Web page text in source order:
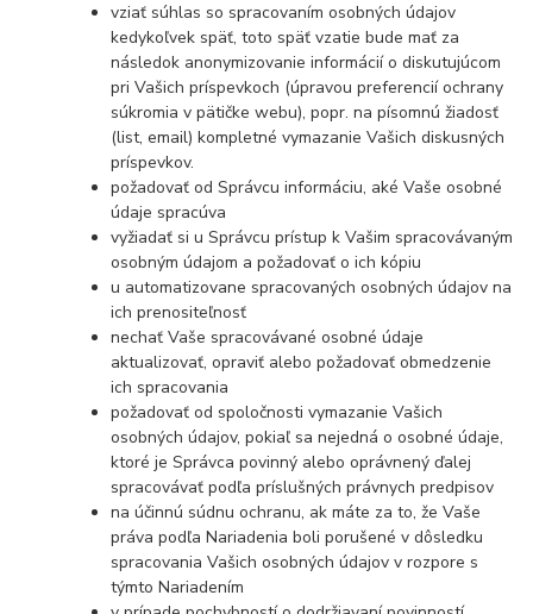
vziať súhlas so spracovaním osobných údajov
kedykoľvek späť, toto späť vzatie bude mať za
následok anonymizovanie informácií o diskutujúcom
pri Vašich príspevkoch (úpravou preferencií ochrany
súkromia v pätičke webu), popr. na písomnú žiadosť
(list, email) kompletné vymazanie Vašich diskusných
príspevkov.
požadovať od Správcu informáciu, aké Vaše osobné
údaje spracúva
vyžiadať si u Správcu prístup k Vašim spracovávaným
osobným údajom a požadovať o ich kópiu
u automatizovane spracovaných osobných údajov na
ich prenositeľnosť
nechať Vaše spracovávané osobné údaje
aktualizovať, opraviť alebo požadovať obmedzenie
ich spracovania
požadovať od spoločnosti vymazanie Vašich
osobných údajov, pokiaľ sa nejedná o osobné údaje,
ktoré je Správca povinný alebo oprávnený ďalej
spracovávať podľa príslušných právnych predpisov
na účinnú súdnu ochranu, ak máte za to, že Vaše
práva podľa Nariadenia boli porušené v dôsledku
spracovania Vašich osobných údajov v rozpore s
týmto Nariadením